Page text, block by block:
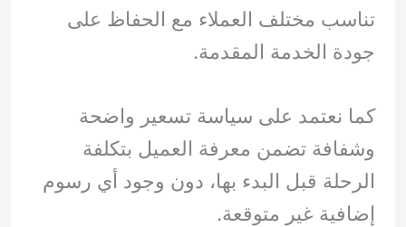
تناسب مختلف العملاء مع الحفاظ على
جودة الخدمة المقدمة.
كما نعتمد على سياسة تسعير واضحة
وشفافة تضمن معرفة العميل بتكلفة
الرحلة قبل البدء بها، دون وجود أي رسوم
إضافية غير متوقعة.